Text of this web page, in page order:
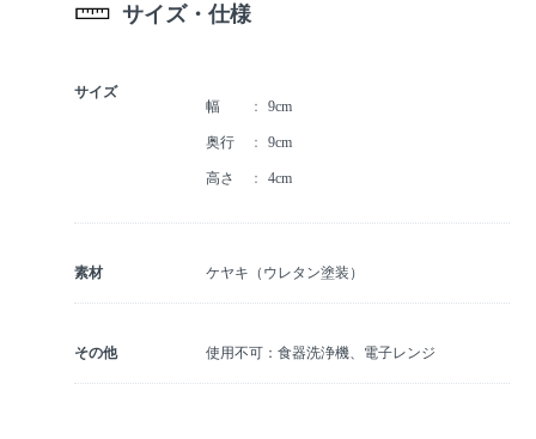
サイズ・仕様
サイズ
幅
9cm
奥行 9cm
高さ 4cm
素材 ケヤキ（ウレタン塗装）
その他 使用不可：食器洗浄機、電子レンジ